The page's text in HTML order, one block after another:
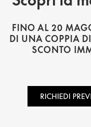
FINO AL 20
DI UNA COPPIA
SCONTO
RICHIEDI